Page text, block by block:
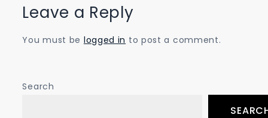
Leave a Reply
You must be logged in to post a comment.
Search